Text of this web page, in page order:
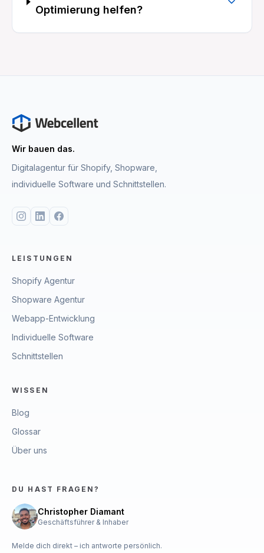
Optimierung helfen?
Wir bauen das.
Digitalagentur für Shopify, Shopware,
individuelle Software und Schnittstellen.
LEISTUNGEN
Shopify Agentur
Shopware Agentur
Webapp-Entwicklung
Individuelle Software
Schnittstellen
WISSEN
Blog
Glossar
Über uns
DU HAST FRAGEN?
Christopher Diamant
Geschäftsführer & Inhaber
Melde dich direkt – ich antworte persönlich.